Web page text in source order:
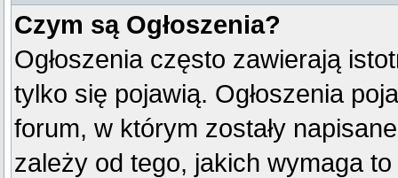
Czym są Ogłoszenia?
Ogłoszenia często zawierają
tylko się pojawią. Ogłoszenia
forum, w którym zostały
zależy od tego, jakich wymaga